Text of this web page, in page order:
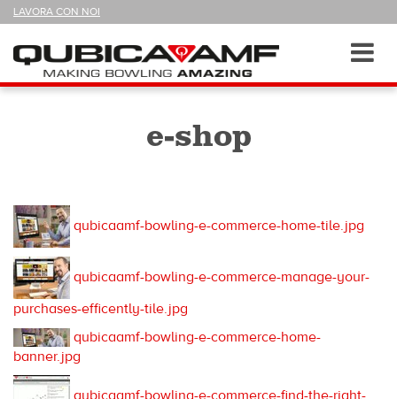
LAVORA CON NOI
SU
Sezioni
e-shop
qubicaamf-bowling-e-commerce-home-tile.jpg
qubicaamf-bowling-e-commerce-manage-your-
purchases-efficently-tile.jpg
qubicaamf-bowling-e-commerce-home-
banner.jpg